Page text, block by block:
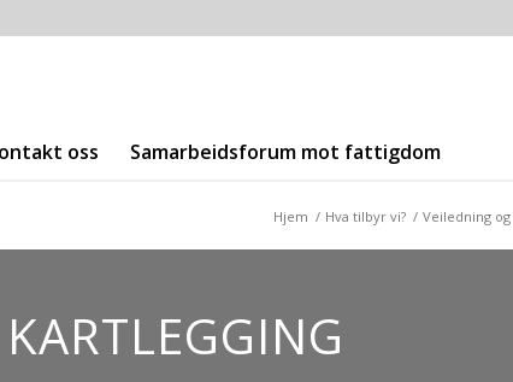
oss Samarbeidsforum mot fattigdom
Hjem / Hva tilbyr vi? / Veiledning